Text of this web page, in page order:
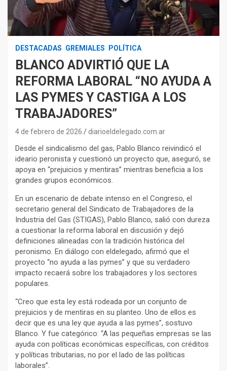
DESTACADAS GREMIALES POLÍTICA
BLANCO ADVIRTIÓ QUE LA
REFORMA LABORAL “NO AYUDA A
LAS PYMES Y CASTIGA A LOS
TRABAJADORES”
4 de febrero de 2026 diarioeldelegado.com.ar
Desde el sindicalismo del gas, Pablo Blanco reivindicó el
ideario peronista y cuestionó un proyecto que, aseguró, se
apoya en “prejuicios y mentiras” mientras beneficia a los
grandes grupos económicos.
En un escenario de debate intenso en el Congreso, el
secretario general del Sindicato de Trabajadores de la
Industria del Gas (STIGAS), Pablo Blanco, salió con dureza
a cuestionar la reforma laboral en discusión y dejó
definiciones alineadas con la tradición histórica del
peronismo. En diálogo con eldelegado, afirmó que el
proyecto “no ayuda a las pymes” y que su verdadero
impacto recaerá sobre los trabajadores y los sectores
populares.
“Creo que esta ley está rodeada por un conjunto de
prejuicios y de mentiras en su planteo. Uno de ellos es
decir que es una ley que ayuda a las pymes”, sostuvo
Blanco. Y fue categórico: “A las pequeñas empresas se las
ayuda con políticas económicas específicas, con créditos
y políticas tributarias, no por el lado de las políticas
laborales”.